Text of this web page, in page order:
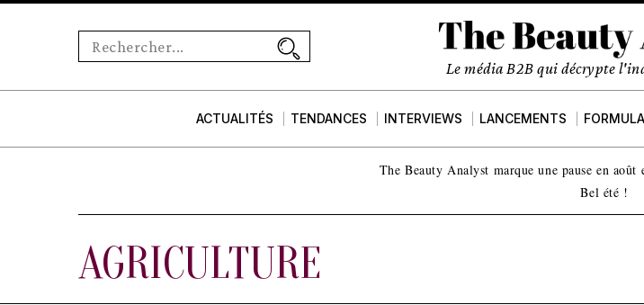
Le média B2B qui décrypte
ACTUALITÉS TENDANCES INTERVIEWS LANCEMENTS
The Beauty Analyst marque une pause en août
Bel été !
AGRICULTURE